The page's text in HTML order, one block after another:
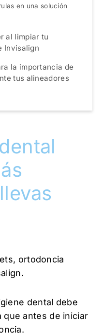
en una solución
al limpiar tu
Invisalign
la importancia de
tus alineadores
ortodoncia
dental debe
que antes de iniciar